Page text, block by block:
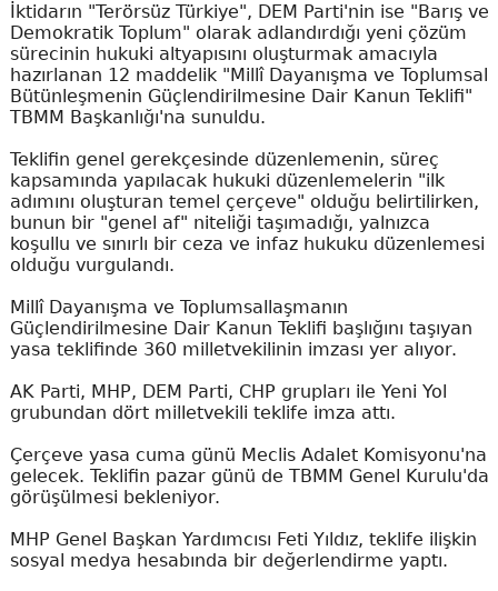
İktidarın "Terörsüz Türkiye", DEM Parti'nin ise "Barış ve
Demokratik Toplum" olarak adlandırdığı yeni çözüm
sürecinin hukuki altyapısını oluşturmak amacıyla
hazırlanan 12 maddelik "Millî Dayanışma ve Toplumsal
Bütünleşmenin Güçlendirilmesine Dair Kanun Teklifi"
TBMM Başkanlığı'na sunuldu.
Teklifin genel gerekçesinde düzenlemenin, süreç
kapsamında yapılacak hukuki düzenlemelerin "ilk
adımını oluşturan temel çerçeve" olduğu belirtilirken,
bunun bir "genel af" niteliği taşımadığı, yalnızca
koşullu ve sınırlı bir ceza ve infaz hukuku düzenlemesi
olduğu vurgulandı.
Millî Dayanışma ve Toplumsallaşmanın
Güçlendirilmesine Dair Kanun Teklifi başlığını taşıyan
yasa teklifinde 360 milletvekilinin imzası yer alıyor.
AK Parti, MHP, DEM Parti, CHP grupları ile Yeni Yol
grubundan dört milletvekili teklife imza attı.
Çerçeve yasa cuma günü Meclis Adalet Komisyonu'na
gelecek. Teklifin pazar günü de TBMM Genel Kurulu'da
görüşülmesi bekleniyor.
MHP Genel Başkan Yardımcısı Feti Yıldız, teklife ilişkin
sosyal medya hesabında bir değerlendirme yaptı.